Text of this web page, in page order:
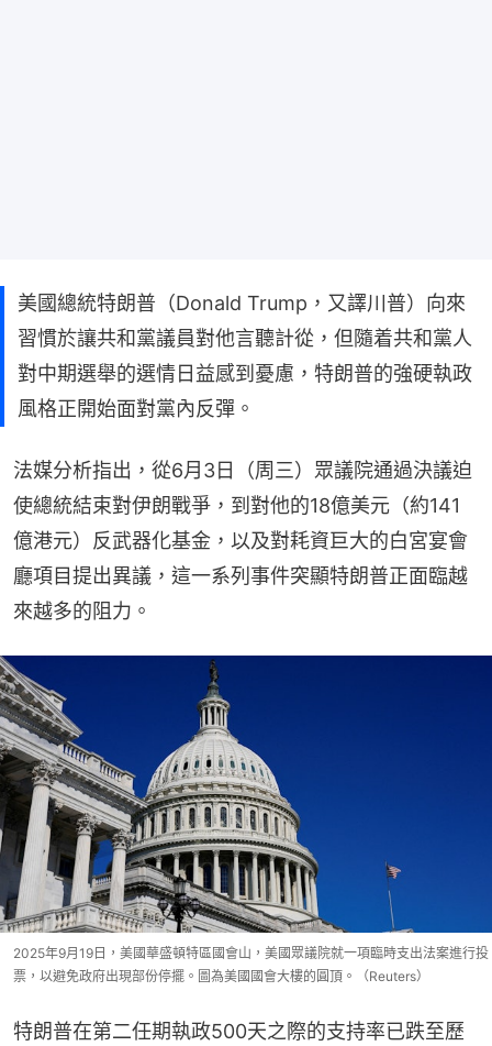
美國總統特朗普（Donald Trump，又譯川普）向來
習慣於讓共和黨議員對他言聽計從，但隨着共和黨人
對中期選舉的選情日益感到憂慮，特朗普的強硬執政
風格正開始面對黨內反彈。
法媒分析指出，從6月3日（周三）眾議院通過決議迫
使總統結束對伊朗戰爭，到對他的18億美元（約141
億港元）反武器化基金，以及對耗資巨大的白宮宴會
廳項目提出異議，這一系列事件突顯特朗普正面臨越
來越多的阻力。
2025年9月19日，美國華盛頓特區國會山，美國眾議院就一項臨時支出法案進行投
票，以避免政府出現部份停擺。圖為美國國會大樓的圓頂。（Reuters）
特朗普在第二任期執政500天之際的支持率已跌至歷